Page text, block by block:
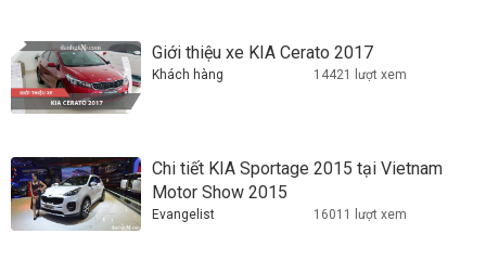
Giới thiệu xe KIA Cerato 2017
Khách hàng 14421 lượt xem
Chi tiết KIA Sportage 2015 tại Vietnam
Motor Show 2015
Evangelist 16011 lượt xem